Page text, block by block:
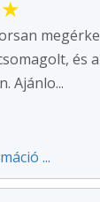
★
és
Ajánlo...
...